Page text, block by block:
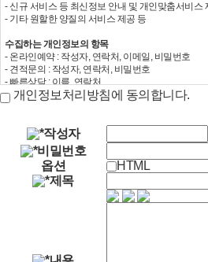
- 신규 서비스 등 최신정보 안내 및 개인맞춤서비스
- 기타 원할한 양질의 서비스 제공 등
수집하는 개인정보의 항목
- 온라인예약 : 작성자, 연락처, 이메일, 비밀번호
- 견적문의 : 작성자, 연락처, 비밀번호
- 빠른상담 : 이름, 연락처
- 전자상거래에서의 소비자보호에 관한 법률 등 타
에는 일정기간 보존합니다.
동의거부권 및 동의 거부에 따른 불이익 안내
- 귀하는 위와 같은 개인정보를 수집, 이용하는데
그러나 동의를 거부할 경우 서비스 이용이 제한됩니
개인정보처리방침에 동의합니다.
작성자
비밀번호
옵션
HTML
제목